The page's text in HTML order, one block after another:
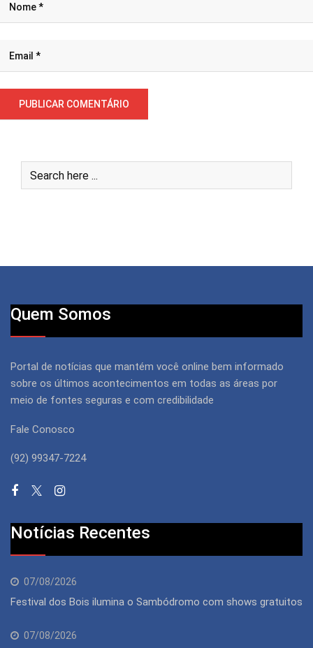
Quem Somos
Portal de notícias que mantém você online bem informado
sobre os últimos acontecimentos em todas as áreas por
meio de fontes seguras e com credibilidade
Fale Conosco
(92) 99347-7224
Notícias Recentes
07/08/2026
Festival dos Bois ilumina o Sambódromo com shows gratuitos
07/08/2026